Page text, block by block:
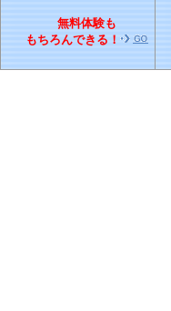
無料体験も
もちろんできる！